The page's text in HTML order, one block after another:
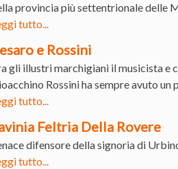
provincia più settentrionale delle
tutto...
e Rossini
gli illustri marchigiani il musicista e
Rossini ha sempre avuto un
tutto...
Feltria Della Rovere
difensore della signoria di
tutto...